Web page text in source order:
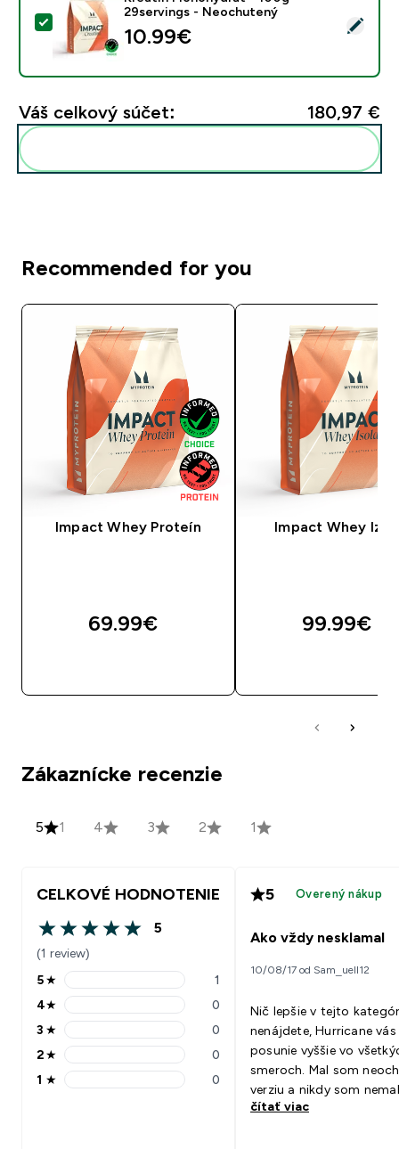
Vybrať tento produkt - Kreatín Monohydrát - 100g -
29servings - Neochutený
10.99€‎
Váš celkový súčet: 180,97 €‎
Recommended for you
Impact Whey Proteín
69.99€‎
Impact Whey
99.99€‎
Zákaznícke recenzie
5 1 4 3 2 1
CELKOVÉ HODNOTENIE
5 out of 5 stars
5
(1 review)
5 stars rating 1 reviews
5★ 1
4 stars rating 0 reviews
4★ 0
3 stars rating 0 reviews
3 ★ 0
2 stars rating 0 reviews
2★ 0
1 stars rating 0 reviews
1 ★ 0
5 Overený nákup
Ako vždy nesklamal
10/08/17 od Sam_uell12
Nič lepšie v tejto
nenájdete, Hurricane vás
posunie vyššie vo
smeroch. Mal som
verziu a nikdy som nemal
problém ju vypiť,
čítať viac